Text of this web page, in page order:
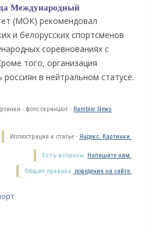
Международный
(МОК) рекомендовал
и белорусских спортсменов
соревнованиях с
того, организация
россиян в нейтральном статусе.
- фото скриншот - Rambler News
Иллюстрация к статье - Яндекс. Картинки.
Есть вопросы. Напишите нам.
Общие правила поведения на сайте.